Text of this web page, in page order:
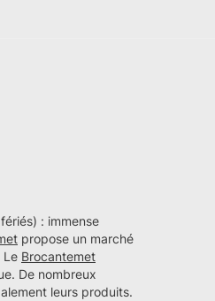
: immense
propose un marché
Le Brocantemet
De nombreux
leurs produits.